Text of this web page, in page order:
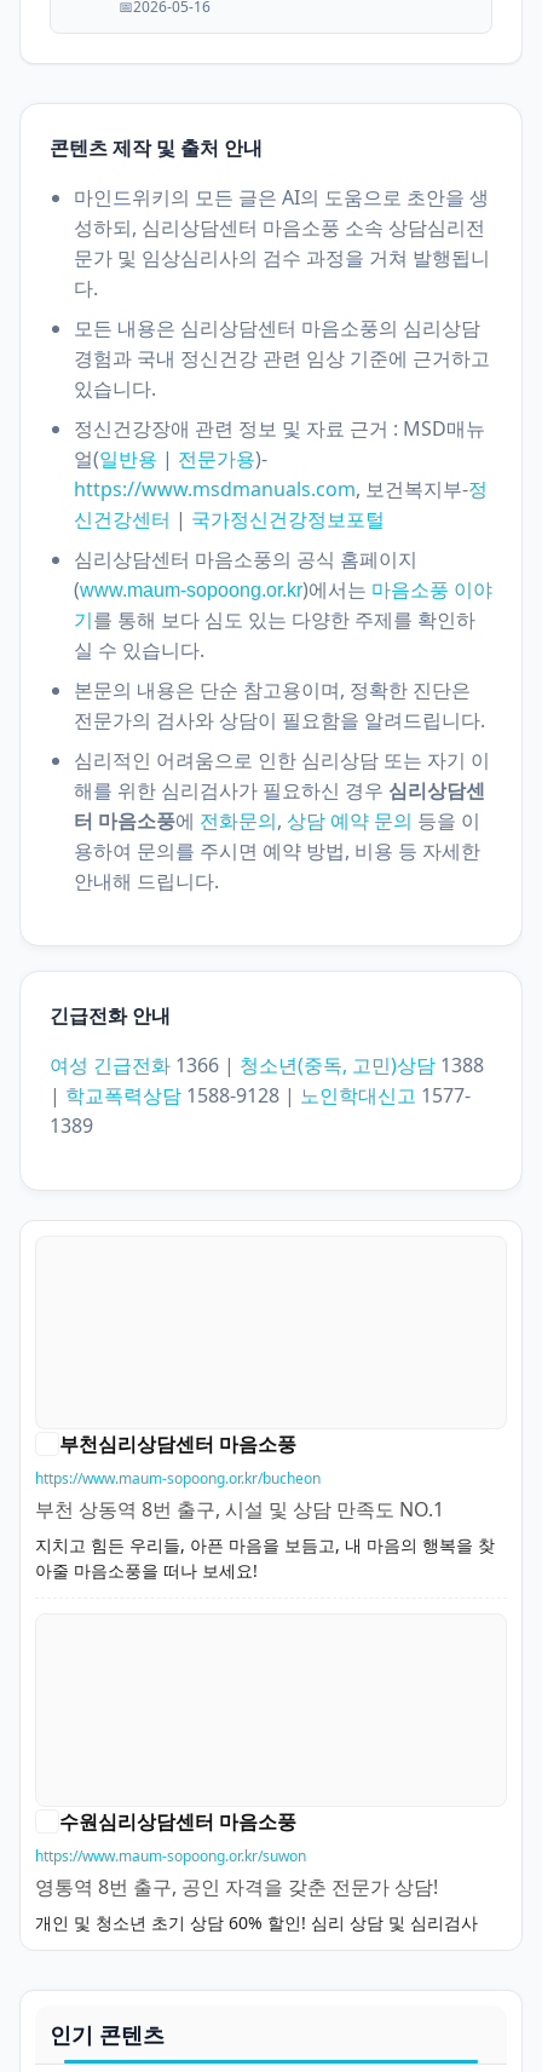
2026-05-16
콘텐츠 제작 및 출처 안내
마인드위키의 모든 글은 AI의 도움으로 초안을 생
성하되, 심리상담센터 마음소풍 소속 상담심리전
문가 및 임상심리사의 검수 과정을 거쳐 발행됩니
다.
모든 내용은 심리상담센터 마음소풍의 심리상담
경험과 국내 정신건강 관련 임상 기준에 근거하고
있습니다.
정신건강장애 관련 정보 및 자료 근거 : MSD매뉴
얼(일반용 | 전문가용)-
https://www.msdmanuals.com, 보건복지부-정
신건강센터 | 국가정신건강정보포털
심리상담센터 마음소풍의 공식 홈페이지
(www.maum-sopoong.or.kr)에서는 마음소풍 이야
기 를 통해 보다 심도 있는 다양한 주제를 확인하
실 수 있습니다.
본문의 내용은 단순 참고용이며, 정확한 진단은
전문가의 검사와 상담이 필요함을 알려드립니다.
심리적인 어려움으로 인한 심리상담 또는 자기 이
해를 위한 심리검사가 필요하신 경우 심리상담센
터 마음소풍에 전화문의, 상담 예약 문의 등을 이
용하여 문의를 주시면 예약 방법, 비용 등 자세한
안내해 드립니다.
긴급전화 안내
여성 긴급전화 1366 | 청소년(중독, 고민)상담 1388
| 학교폭력상담 1588-9128 | 노인학대신고 1577-
1389
부천심리상담센터 마음소풍
https://www.maum-sopoong.or.kr/bucheon
부천 상동역 8번 출구, 시설 및 상담 만족도 NO.1
지치고 힘든 우리들, 아픈 마음을 보듬고, 내 마음의 행복을 찾
아줄 마음소풍을 떠나 보세요!
수원심리상담센터 마음소풍
https://www.maum-sopoong.or.kr/suwon
영통역 8번 출구, 공인 자격을 갖춘 전문가 상담!
개인 및 청소년 초기 상담 60% 할인! 심리 상담 및 심리검사
인기 콘텐츠